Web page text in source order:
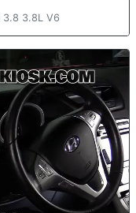
3.8 3.8L V6